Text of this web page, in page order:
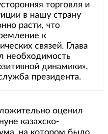
торговля и
в нашу страну
расти, что
к
связей. Глава
необходимость
динамики»,
президента.
оценил
казахско-